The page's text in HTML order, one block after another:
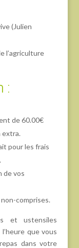
(Julien
l’agriculture
:
de 60.00€
extra.
pour les frais
de vos
comprises.
et ustensiles
que vous
dans votre